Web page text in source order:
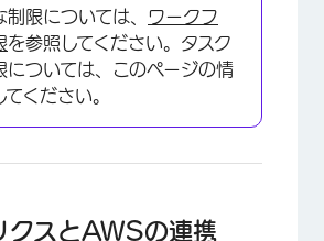
制限については、 ワークフ
を参照してください。タスク
については、このページの情
ください。
クスとAWSの連携